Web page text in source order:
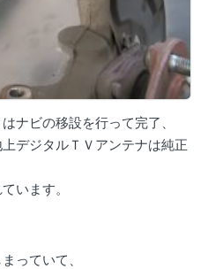
ナビの移設を行って完了、
デジタルＴＶアンテナは純正
います。
っていて、